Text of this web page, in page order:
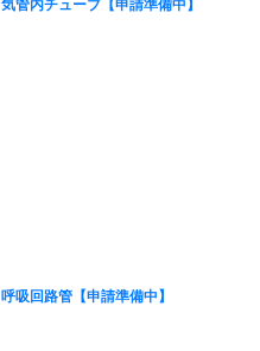
気管内チューブ【申請準備中】
呼吸回路管【申請準備中】